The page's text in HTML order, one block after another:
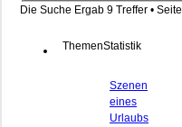
Die Suche Ergab 9 Treffer • Seite
ThemenStatistik
Szenen
eines
Urlaubs